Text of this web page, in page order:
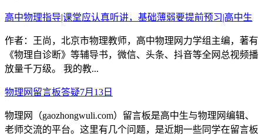
高中物理指导|课堂应认真听讲，基础薄弱要提前预习|高中生
作者：王尚，北京市物理教师，高中物理网力学组主编，著有
《物理自诊断》等辅导书，微信、头条、抖音等全网总视频播
放量千万级。 我的教...
物理网留言板答疑7月13日
物理网（gaozhongwuli.com）留言板是高中生与物理网编辑、
老师交流的平台。这里有几个问题，是近期一些同学在留言板